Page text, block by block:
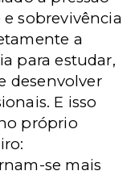
sobrevivência
a
para estudar,
desenvolver
E isso
próprio
se mais